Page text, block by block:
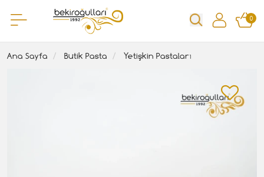
0
Ana Sayfa Butik Pasta Yetişkin Pastaları